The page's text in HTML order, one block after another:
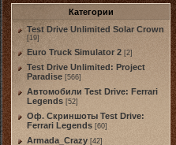
Категории
Test Drive Unlimited Solar Crown
[19]
Euro Truck Simulator 2 [2]
Test Drive Unlimited: Project
Paradise [566]
Автомобили Test Drive: Ferrari
Legends [52]
Оф. Скриншоты Test Drive:
Ferrari Legends [60]
Armada_Crazy [42]